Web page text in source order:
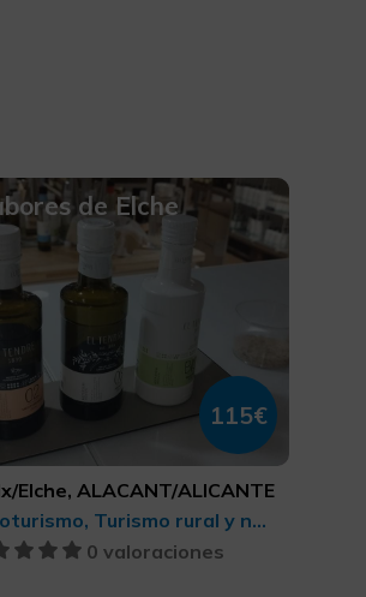
de Elche
115€
Elche, ALACANT/ALICANTE
Oleoturismo, Turismo rural y natural, Enoturismo, Turismo gastronómico
0 valoraciones